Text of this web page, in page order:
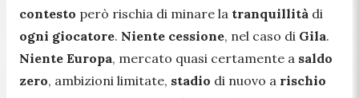
contesto però rischia di minare la tranquillità di
ogni giocatore. Niente cessione, nel caso di Gila.
Niente Europa, mercato quasi certamente a saldo
zero, ambizioni limitate, stadio di nuovo a rischio